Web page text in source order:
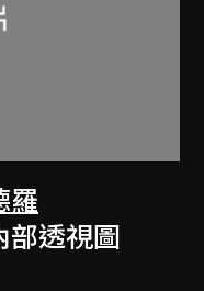
羅
部透視圖